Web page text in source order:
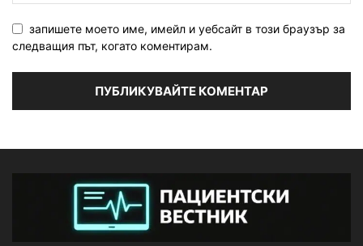
запишете моето име, имейл и уебсайт в този браузър за
следващия път, когато коментирам.